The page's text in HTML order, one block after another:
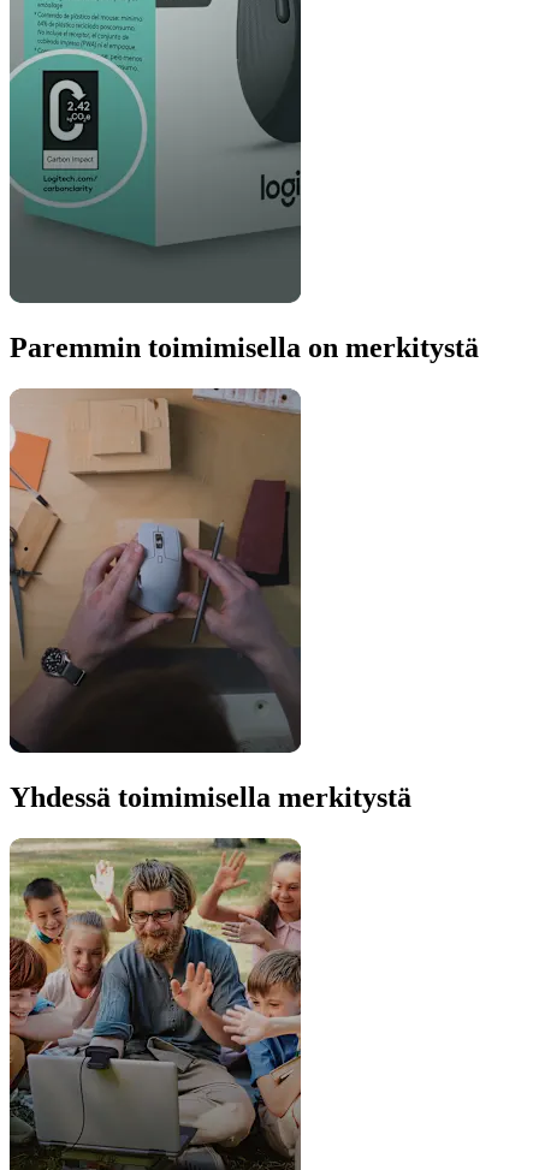
Paremmin toimimisella on merkitystä
Yhdessä toimimisella merkitystä